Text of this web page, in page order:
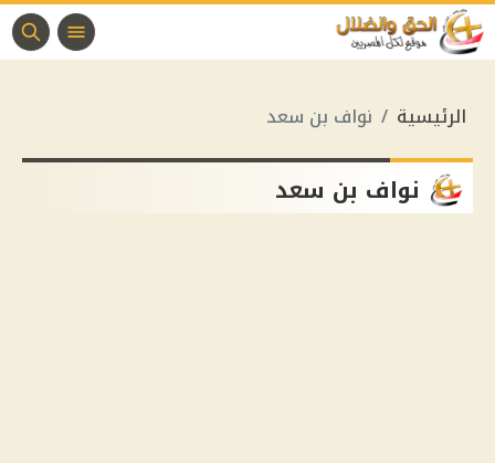
الرئيسية نواف بن سعد
نواف بن سعد